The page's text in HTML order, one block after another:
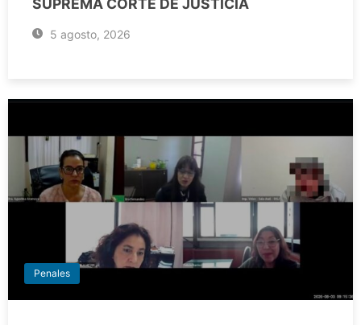
SUPREMA CORTE DE JUSTICIA
5 agosto, 2026
Penales